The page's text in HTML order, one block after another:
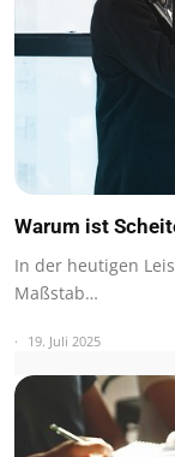
Warum ist
In der heutigen
Maßstab…
19. Juli 2025